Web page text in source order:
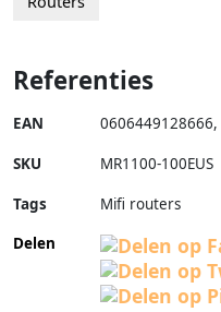
Referenties
EAN 0606449128666,
SKU MR1100-100EUS
Tags
Mifi routers
Delen